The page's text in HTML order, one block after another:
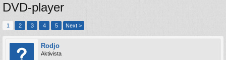
DVD-player
1 2 3 4 5 Next >
Rodjo
Aktivista